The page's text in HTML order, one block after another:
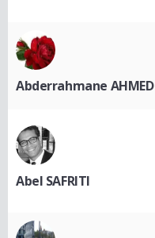
Abderrahmane AHMED
Abel SAFRITI